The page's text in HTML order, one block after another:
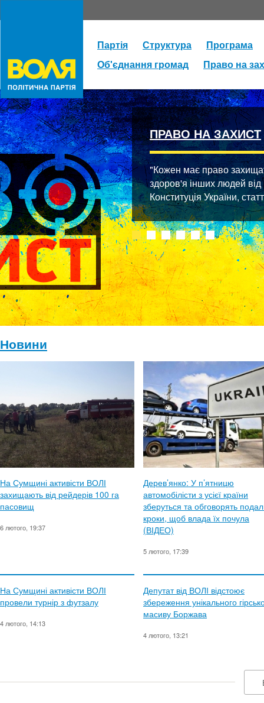
Партія Структура
Програма
Об'єднання громад
Право на
ПРАВО НА ЗАХИСТ
"Кожен має право
здоров'я інших людей
Конституція України,
Новини
На Сумщині активісти ВОЛІ
захищають від рейдерів 100 га
пасовищ
6 лютого, 19:37
Дерев’янко: У п’ятницю
автомобілісти з усієї країни
зберуться та обговорять
кроки, щоб влада їх почула
(ВІДЕО)
5 лютого, 17:39
На Сумщині активісти ВОЛІ
провели турнір з футзалу
4 лютого, 14:13
Депутат від ВОЛІ відстоює
збереження унікального
масиву Боржава
4 лютого, 13:21